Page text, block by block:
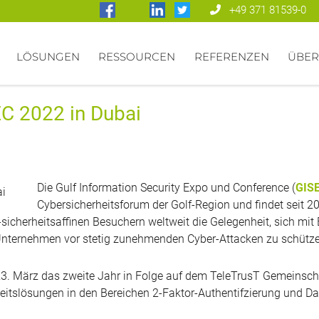
+49 371 81539-0
LÖSUNGEN RESSOURCEN REFERENZEN
2022 in Dubai
Die Gulf Information Security Expo und Conference (
Cybersicherheitsforum der Golf-Region und findet seit
Besuchern weltweit die Gelegenheit, sich
vor stetig zunehmenden Cyber-Attacken zu
März das zweite Jahr in Folge auf dem TeleTrusT
in den Bereichen 2-Faktor-Authentifzierung und